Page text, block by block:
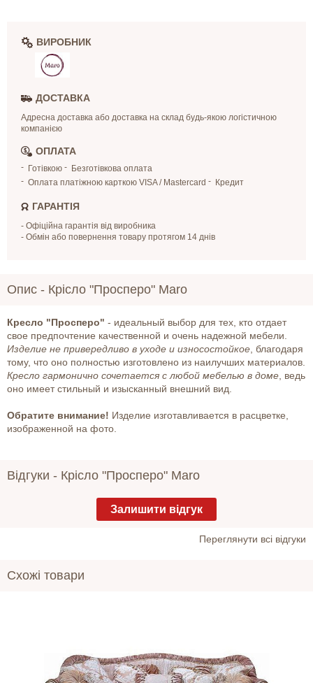
ВИРОБНИК
ДОСТАВКА
Адресна доставка або доставка на склад будь-якою логістичною
компанією
ОПЛАТА
Готівкою
Безготівкова оплата
Оплата платіжною карткою VISA / Mastercard
Кредит
ГАРАНТІЯ
- Офіційна гарантія від виробника
- Обмін або повернення товару протягом 14 днів
Опис - Крісло "Просперо" Maro
Кресло "Просперо" - идеальный выбор для тех, кто отдает
свое предпочтение качественной и очень надежной мебели.
Изделие не привередливо в уходе и износостойкое, благодаря
тому, что оно полностью изготовлено из наилучших материалов.
Кресло гармонично сочетается с любой мебелью в доме, ведь
оно имеет стильный и изысканный внешний вид.
Обратите внимание! Изделие изготавливается в расцветке,
изображенной на фото.
Відгуки - Крісло "Просперо" Maro
Залишити відгук
Переглянути всі відгуки
Схожі товари